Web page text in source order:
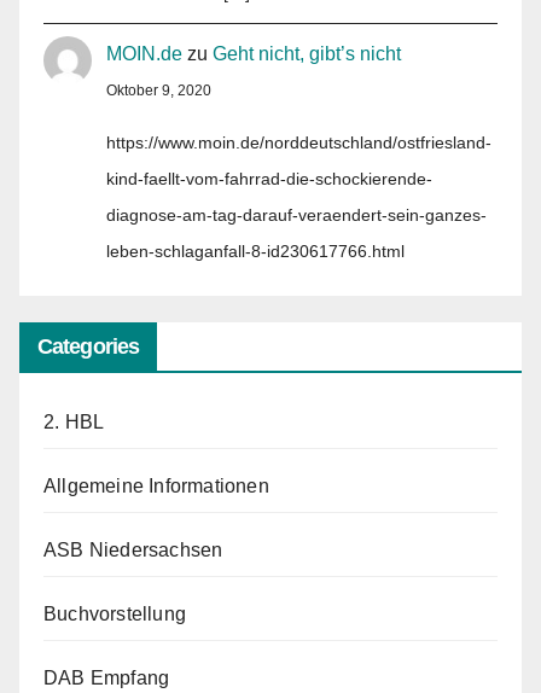
MOIN.de zu Geht nicht, gibt’s nicht
Oktober 9, 2020
https://www.moin.de/norddeutschland/ostfriesland-
kind-faellt-vom-fahrrad-die-schockierende-
diagnose-am-tag-darauf-veraendert-sein-ganzes-
leben-schlaganfall-8-id230617766.html
Categories
2. HBL
Allgemeine Informationen
ASB Niedersachsen
Buchvorstellung
DAB Empfang